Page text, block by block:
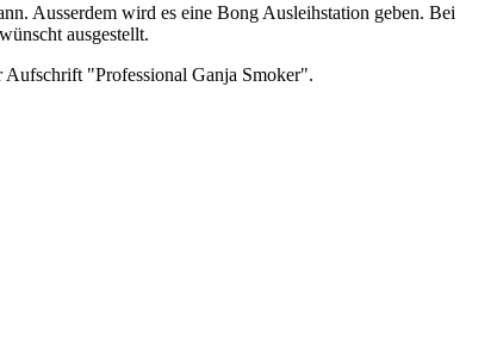
Ausserdem wird es eine Bong Ausleihstation geben. Bei
ausgestellt.
Aufschrift "Professional Ganja Smoker".